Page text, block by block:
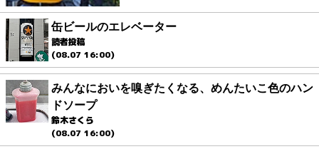
缶ビールのエレベーター
読者投稿
(08.07 16:00)
みんなにおいを嗅ぎたくなる、めんたいこ色のハン
ドソープ
鈴木さくら
(08.07 16:00)